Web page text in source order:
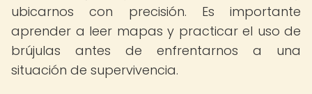
ubicarnos con precisión. Es importante
aprender a leer mapas y practicar el uso de
brújulas antes de enfrentarnos a una
situación de supervivencia.